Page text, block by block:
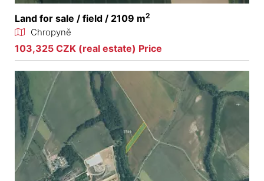
Land for sale / field / 2109 m2
Chropyně
103,325 CZK (real estate) Price